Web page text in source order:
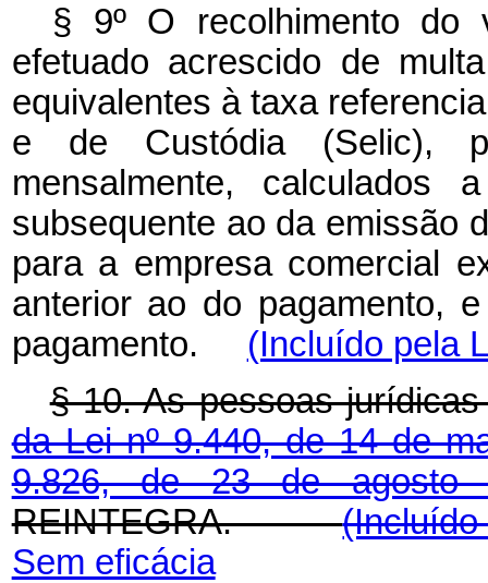
§ 9º O recolhimento do
efetuado acrescido de
equivalentes à taxa
e de Custódia (Selic),
mensalmente,
subsequente ao da emissão
para a empresa comercial
anterior ao do pagamento,
pagamento. (Incluído pela
§ 10. As pessoas
da Lei nº 9.440, de 14 de
9.826, de 23 de
REINTEGRA.
Sem eficácia